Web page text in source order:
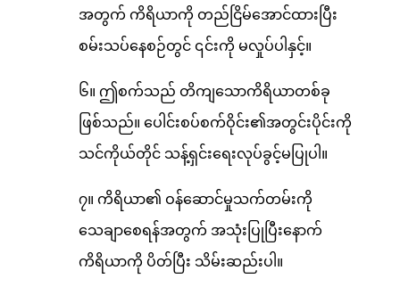
အတွက် ကိရိယာကို တည်ငြိမ်အောင်ထားပြီး
စမ်းသပ်နေစဉ်တွင် ၎င်းကို မလှုပ်ပါနှင့်။
၆။ ဤစက်သည် တိကျသောကိရိယာတစ်ခု
ဖြစ်သည်။ ပေါင်းစပ်စက်ဝိုင်း၏အတွင်းပိုင်းကို
သင်ကိုယ်တိုင် သန့်ရှင်းရေးလုပ်ခွင့်မပြုပါ။
၇။ ကိရိယာ၏ ဝန်ဆောင်မှုသက်တမ်းကို
သေချာစေရန်အတွက် အသုံးပြုပြီးနောက်
ကိရိယာကို ပိတ်ပြီး သိမ်းဆည်းပါ။